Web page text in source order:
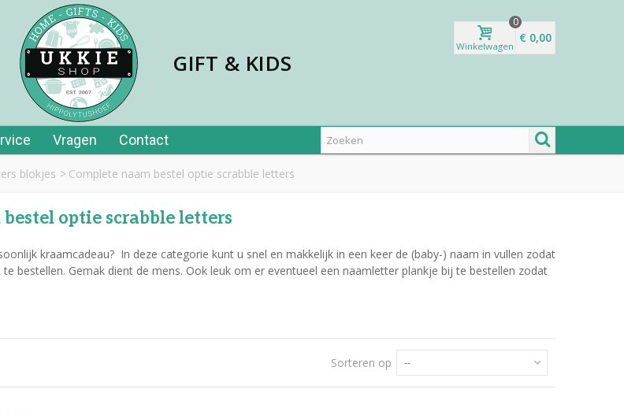
GIFT & KIDS
Winkelwagen
0
€ 0,00
Vragen Contact
blokjes > Complete naam bestel optie scrabble letters
optie scrabble letters
kraamcadeau? In deze categorie kunt u snel en makkelijk in een keer de (baby-) naam in vullen zodat
bestellen. Gemak dient de mens. Ook leuk om er eventueel een naamletter plankje bij te bestellen zodat
Sorteren op --